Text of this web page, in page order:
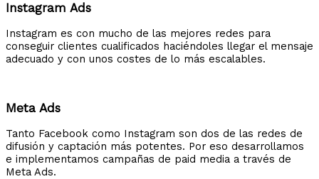
Instagram Ads
Instagram es con mucho de las mejores redes para
conseguir clientes cualificados haciéndoles llegar el mensaje
adecuado y con unos costes de lo más escalables.
Meta Ads
Tanto Facebook como Instagram son dos de las redes de
difusión y captación más potentes. Por eso desarrollamos
e implementamos campañas de paid media a través de
Meta Ads.